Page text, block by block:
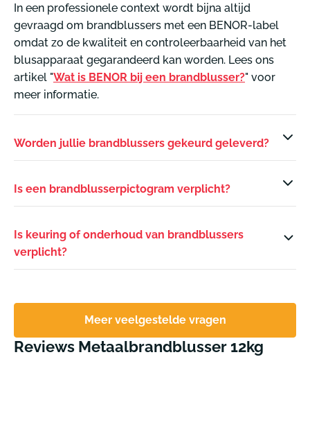
In een professionele context wordt bijna altijd
gevraagd om brandblussers met een BENOR-label
omdat zo de kwaliteit en controleerbaarheid van het
blusapparaat gegarandeerd kan worden. Lees ons
artikel "Wat is BENOR bij een brandblusser?" voor
meer informatie.
Worden jullie brandblussers gekeurd geleverd?
Is een brandblusserpictogram verplicht?
Is keuring of onderhoud van brandblussers
verplicht?
Meer veelgestelde vragen
Reviews Metaalbrandblusser 12kg